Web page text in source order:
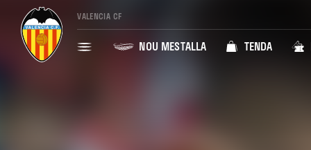
VALENCIA CF
NOU MESTALLA TENDA